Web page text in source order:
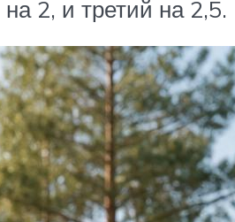
2, и третий на 2,5.